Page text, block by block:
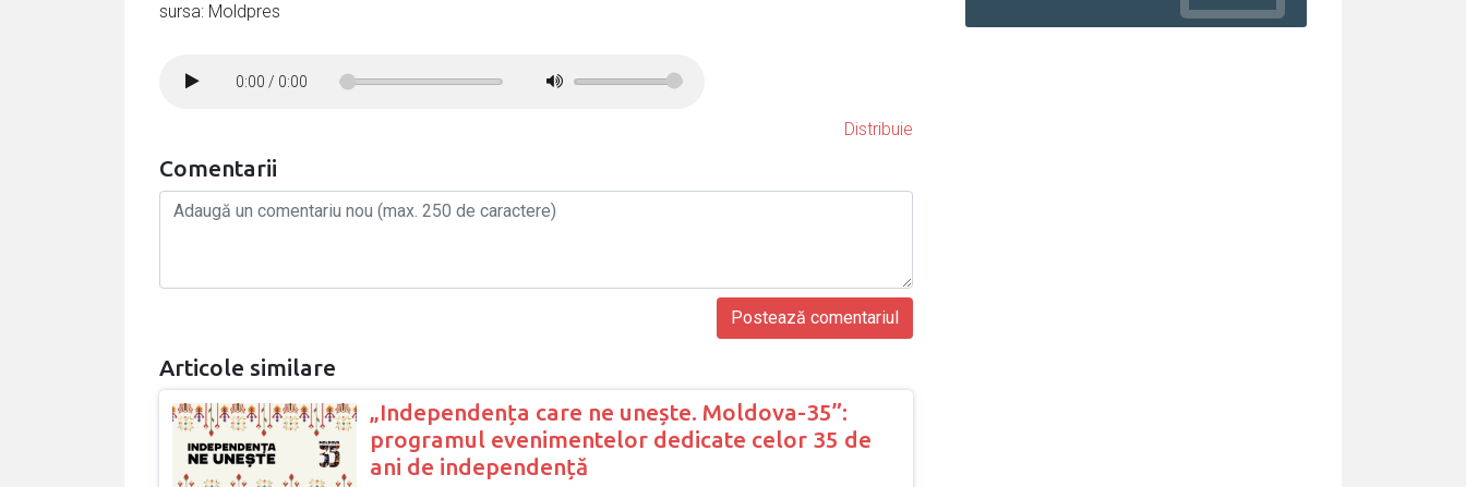
sursa: Moldpres
0:00 / 0:00
Distribuie
Comentarii
Articole similare
„Independența care ne unește. Moldova-35”:
programul evenimentelor dedicate celor 35 de
ani de independență